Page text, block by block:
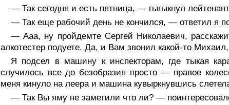
— Так сегодня и есть пятница, — гыгыкнул
— Так еще рабочий день не кончился, — ответил я
— Ааа, ну пройдемте Сергей Николаевич,
алкотестер подуете. Да, и Вам звонил какой-то
Я подсел в машину к инспекторам, где тыкая
случилось все до безобразия просто — правое
меня кинуло на леера и машина кувыркнувшись
— Так Вы яму не заметили что ли? —